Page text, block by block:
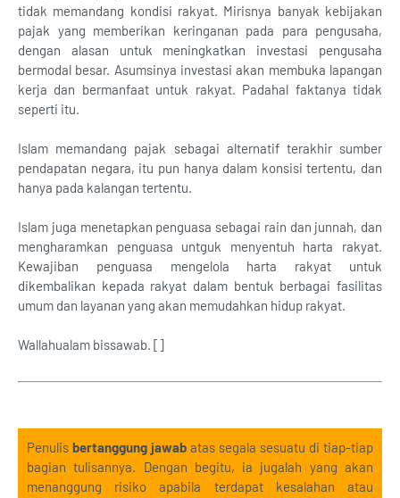
tidak memandang kondisi rakyat. Mirisnya banyak kebijakan
pajak yang memberikan keringanan pada para pengusaha,
dengan alasan untuk meningkatkan investasi pengusaha
bermodal besar. Asumsinya investasi akan membuka lapangan
kerja dan bermanfaat untuk rakyat. Padahal faktanya tidak
seperti itu.
Islam memandang pajak sebagai alternatif terakhir sumber
pendapatan negara, itu pun hanya dalam konsisi tertentu, dan
hanya pada kalangan tertentu.
Islam juga menetapkan penguasa sebagai rain dan junnah, dan
mengharamkan penguasa untguk menyentuh harta rakyat.
Kewajiban penguasa mengelola harta rakyat untuk
dikembalikan kepada rakyat dalam bentuk berbagai fasilitas
umum dan layanan yang akan memudahkan hidup rakyat.
Wallahualam bissawab. []
Penulis bertanggung jawab atas segala sesuatu di tiap-tiap
bagian tulisannya. Dengan begitu, ia jugalah yang akan
menanggung risiko apabila terdapat kesalahan atau